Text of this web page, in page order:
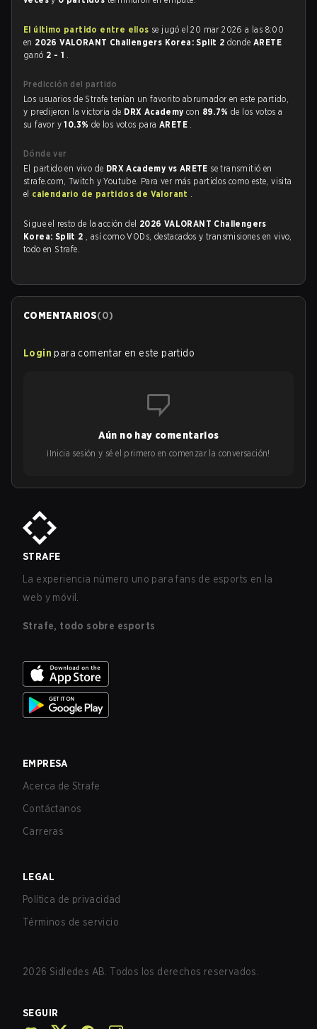
El último partido entre ellos se jugó el 20 mar 2026 a las 8:00
en 2026 VALORANT Challengers Korea: Split 2 dondeARETE
ganó 2 - 1 .
Predicción del partido
Los usuarios de Strafe tenían un favorito abrumador en este partido,
y predijeron la victoria de DRX Academycon 89.7%de los votos a
su favor y10.3% de los votos paraARETE .
Dónde ver
El partido en vivo de DRX Academy vs ARETE se transmitió en
strafe.com, Twitch y Youtube. Para ver más partidos como este, visita
el calendario de partidos de Valorant .
Sigue el resto de la acción del 2026 VALORANT Challengers
Korea: Split 2 , así como VODs, destacados y transmisiones en vivo,
todo en Strafe.
COMENTARIOS(0)
Login para comentar en este partido
Aún no hay comentarios
¡Inicia sesión y sé el primero en comenzar la conversación!
STRAFE
La experiencia número uno para fans de esports en la
web y móvil.
Strafe, todo sobre esports
EMPRESA
Acerca de Strafe
Contáctanos
Carreras
LEGAL
Política de privacidad
Términos de servicio
2026 Sidledes AB. Todos los derechos reservados.
SEGUIR